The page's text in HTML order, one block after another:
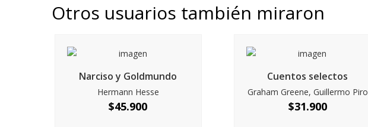
Otros usuarios también miraron
Narciso y Goldmundo
Hermann Hesse
$45.900
Cuentos selectos
Graham Greene, Guillermo Piro
$31.900